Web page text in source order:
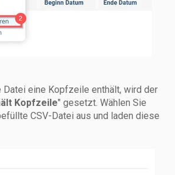
Datei eine Kopfzeile enthält, wird der
Kopfzeile" gesetzt. Wählen Sie
CSV-Datei aus und laden diese